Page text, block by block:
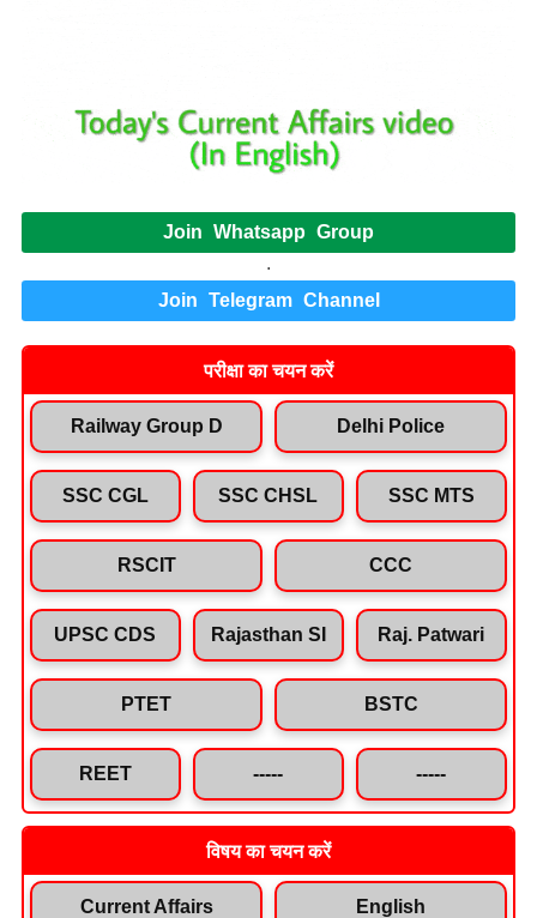
Join Whatsapp Group
.
Join Telegram Channel
परीक्षा का चयन करें
Railway Group D Delhi Police
SSC CGL SSC CHSL SSC MTS
RSCIT CCC
UPSC CDS Rajasthan SI Raj. Patwari
PTET BSTC
REET ----- -----
विषय का चयन करें
Current Affairs English